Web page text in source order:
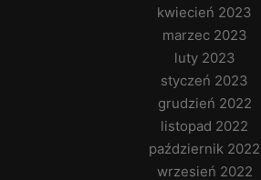
kwiecień 2023
marzec 2023
luty 2023
styczeń 2023
grudzień 2022
listopad 2022
październik 2022
wrzesień 2022